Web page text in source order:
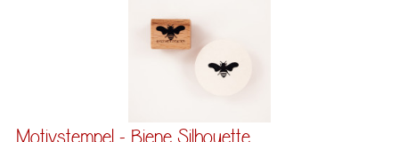
Motivstempel - Biene Silhouette